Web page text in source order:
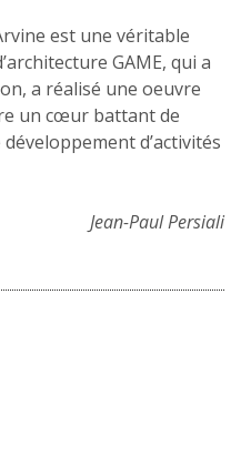
est une véritable
GAME, qui a
a réalisé une oeuvre
un cœur battant de
d’activités
Jean-Paul Persiali